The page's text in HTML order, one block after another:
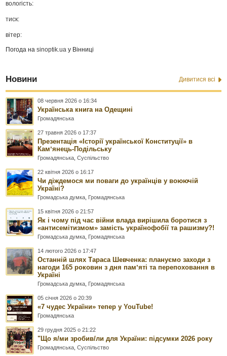
вологість:
тиск:
вітер:
Погода наsinoptik.ua у Вінниці
Новини Дивитися всі
08 червня 2026 о 16:34
Українська книга на Одещині
Громадянська
27 травня 2026 о 17:37
Презентація «Історії української Конституції» в
Камʼянець-Подільську
Громадянська ,Суспільство
22 квітня 2026 о 16:17
Чи діждемося ми поваги до українців у воюючій
Україні?
Громадська думка Громадянська
15 квітня 2026 о 21:57
Як і чому під час війни влада вирішила боротися з
«антисемітизмом» замість українофобії та рашизму?!
Громадська думка Громадянська
14 лютого 2026 о 17:47
Останній шлях Тараса Шевченка: плануємо заходи з
нагоди 165 роковин з дня памʼяті та перепоховання в
Україні
Громадська думка Громадянська
05 січня 2026 о 20:39
«7 чудес України» тепер у YouTube!
Громадянська
29 грудня 2025 о 21:22
"Що я/ми зробив/ли для України: підсумки 2026 року
Громадянська ,Суспільство